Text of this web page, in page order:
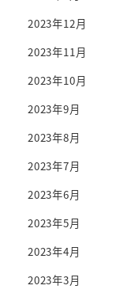
2023年12月
2023年11月
2023年10月
2023年9月
2023年8月
2023年7月
2023年6月
2023年5月
2023年4月
2023年3月